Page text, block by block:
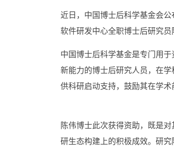
近日，中国博士后科学基金会
软件研发中心全职博士后研究员
中国博士后科学基金是专门用
新能力的博士后研究人员，在
供科研启动支持，鼓励其在学术
陈伟博士此次获得资助，既是
研生态构建上的积极成效。研